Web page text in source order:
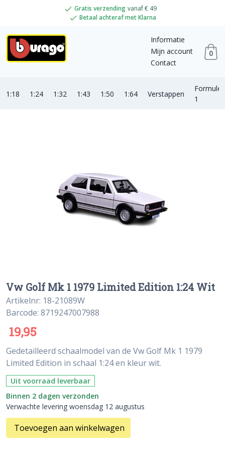
Gratis verzending vanaf € 49
Betaal achteraf met Klarna
Informatie
Mijn account
Contact
0
1:18 1:24 1:32 1:43 1:50 1:64 Verstappen
Formule
1
Vw Golf Mk 1 1979 Limited Edition 1:24 Wit
Artikelnr: 18-21089W
Barcode: 8719247007988
19,95
Gedetailleerd schaalmodel van de Vw Golf Mk 1 1979
Limited Edition in schaal 1:24 en kleur wit.
Uit voorraad leverbaar
Binnen 2 dagen verzonden
Verwachte levering woensdag 12 augustus
Toevoegen aan winkelwagen